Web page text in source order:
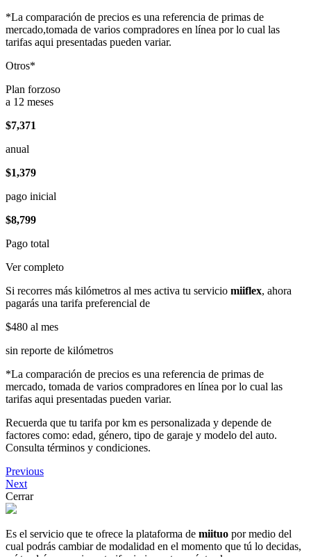
*La comparación de precios es una referencia de primas de
mercado,tomada de varios compradores en línea por lo cual las
tarifas aqui presentadas pueden variar.
Otros*
Plan forzoso
a 12 meses
$7,371
anual
$1,379
pago inicial
$8,799
Pago total
Ver completo
Si recorres más kilómetros al mes activa tu servicio miiflex, ahora
pagarás una tarifa preferencial de
$480 al mes
sin reporte de kilómetros
*La comparación de precios es una referencia de primas de
mercado, tomada de varios compradores en línea por lo cual las
tarifas aqui presentadas pueden variar.
Recuerda que tu tarifa por km es personalizada y depende de
factores como: edad, género, tipo de garaje y modelo del auto.
Consulta términos y condiciones.
Previous
Next
Cerrar
Es el servicio que te ofrece la plataforma de miituo por medio del
cual podrás cambiar de modalidad en el momento que tú lo decidas,